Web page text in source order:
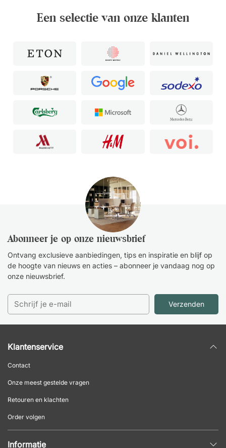
Een selectie van onze klanten
Abonneer je op onze nieuwsbrief
Ontvang exclusieve aanbiedingen, tips en inspiratie en blijf op
de hoogte van nieuws en acties – abonneer je vandaag nog op
onze nieuwsbrief.
Verzenden
Klantenservice
Contact
Onze meest gestelde vragen
Retouren en klachten
Order volgen
Informatie